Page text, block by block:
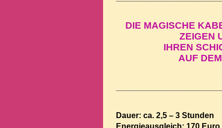
DIE MAGISCHE
ZEIGEN
IHREN
AUF
Dauer: ca. 2,5 – 3 Stunden
Energieausgleich: 170 Euro